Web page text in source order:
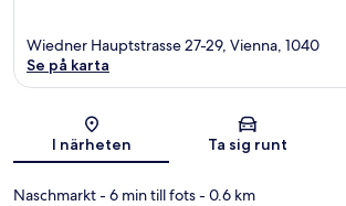
Karta
Wiedner Hauptstrasse 27-29, Vienna, 1040
Se på karta
I närheten Ta sig runt
Naschmarkt- 6 min till fots- 0.6 km